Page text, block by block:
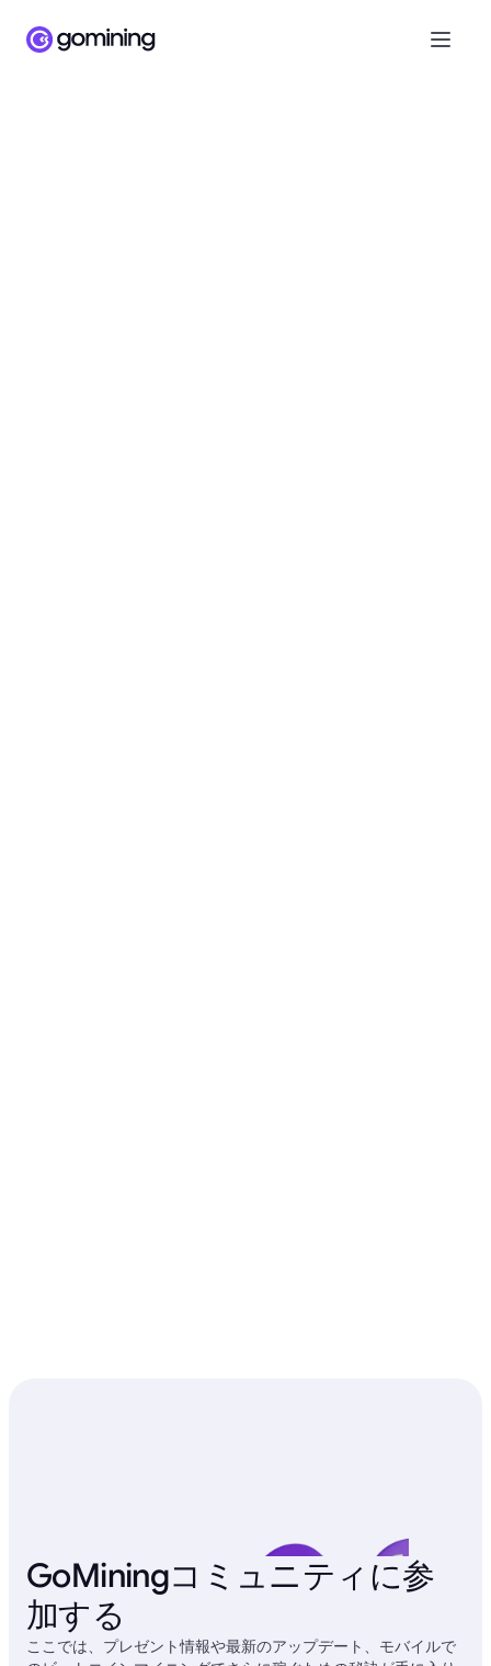
GoMiningコミュニティに参
加する
ここでは、プレゼント情報や最新のアップデート、モバイルで